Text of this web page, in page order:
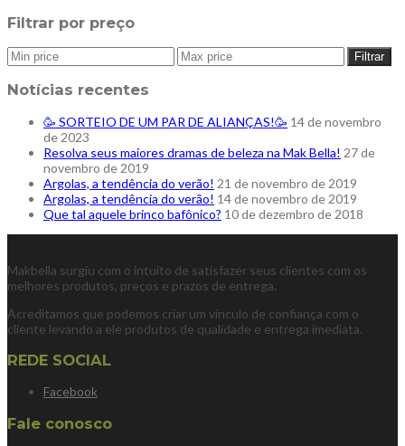
Filtrar por preço
Filtrar
Notícias recentes
🥳 SORTEIO DE UM PAR DE ALIANÇAS!🥳 14 de novembro
de 2023
Resolva seus maiores dramas de beleza na Mak Bella! 27 de
novembro de 2019
Argolas, a tendência do verão!⁠ 21 de novembro de 2019
Argolas, a tendência do verão! 14 de novembro de 2019
Que tal aquele brinco bafônico? 10 de dezembro de 2018
Makbella surgiu com o intuito de satisfazer seus clientes com os
melhores produtos, preços e prazos de entrega.
Acreditamos que podemos criar um vínculo de confiança com o
cliente levando a ele produtos de qualidade e entrega imediata.
REDE SOCIAL
Facebook
Fale conosco